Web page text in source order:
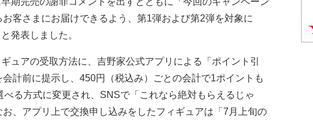
客さまにお届けできるよう、第1弾および第2弾を対象に
発表しました。
アの受取方法に、吉野家公式アプリによる「ポイント引
計前に提示し、450円（税込み）ごとの会計で1ポイントも
る方式に変更され、SNSで「これなら絶対もらえるじゃ
、アプリ上で交換申し込みをしたフィギュアは「7月上旬の